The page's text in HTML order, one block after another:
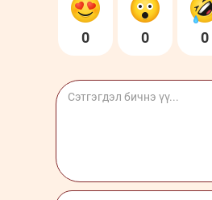
0 0 0